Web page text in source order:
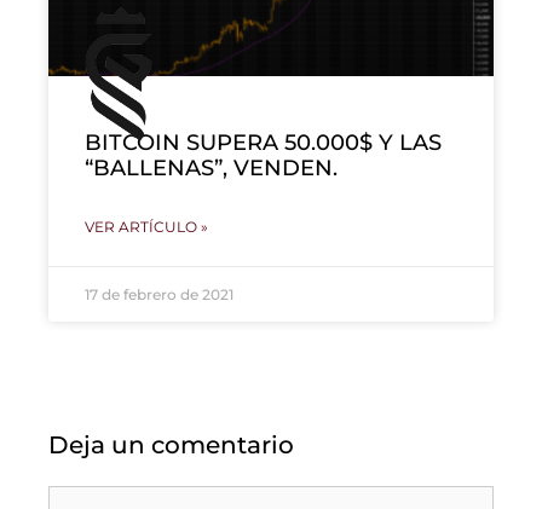
BITCOIN SUPERA 50.000$ Y LAS
“BALLENAS”, VENDEN.
VER ARTÍCULO »
17 de febrero de 2021
Deja un comentario